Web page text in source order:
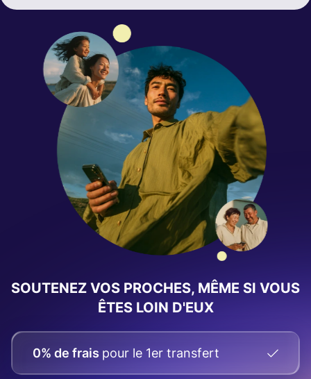
SOUTENEZ VOS PROCHES, MÊME SI VOUS
ÊTES LOIN D'EUX
0% de frais pour le 1er transfert